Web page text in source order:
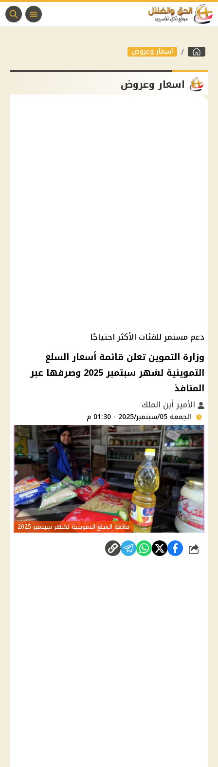
اسعار وعروض
اسعار وعروض
دعم مستمر للفئات الأكثر احتياجًا
وزارة التموين تعلن قائمة أسعار السلع
التموينية لشهر سبتمبر 2025 وصرفها عبر
المنافذ
الأمير أبن الملك
الجمعة 05/سبتمبر/2025 - 01:30 م
قائمة السلع التموينية لشهر سبتمبر 2025
شارك